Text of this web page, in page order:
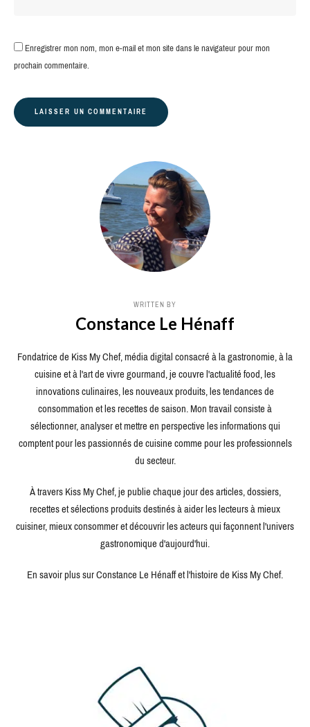
Enregistrer mon nom, mon e-mail et mon site dans le navigateur pour mon
prochain commentaire.
WRITTEN BY
Constance Le Hénaff
Fondatrice de Kiss My Chef, média digital consacré à la gastronomie, à la
cuisine et à l'art de vivre gourmand, je couvre l'actualité food, les
innovations culinaires, les nouveaux produits, les tendances de
consommation et les recettes de saison. Mon travail consiste à
sélectionner, analyser et mettre en perspective les informations qui
comptent pour les passionnés de cuisine comme pour les professionnels
du secteur.
À travers Kiss My Chef, je publie chaque jour des articles, dossiers,
recettes et sélections produits destinés à aider les lecteurs à mieux
cuisiner, mieux consommer et découvrir les acteurs qui façonnent l'univers
gastronomique d'aujourd'hui.
En savoir plus sur Constance Le Hénaff et l'histoire de Kiss My Chef.